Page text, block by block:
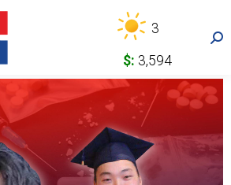
3
$: 3,594